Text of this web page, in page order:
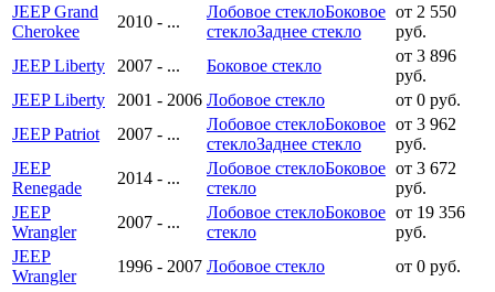
JEEP Grand
Cherokee
2010 - ...
Лобовое стеклоБоковое
стеклоЗаднее стекло
от 2 550
руб.
JEEP Liberty
2007 - ... Боковое стекло
от 3 896
руб.
JEEP Liberty
2001 - 2006 Лобовое стекло
от 0 руб.
JEEP Patriot
2007 - ...
Лобовое стеклоБоковое
стеклоЗаднее стекло
от 3 962
руб.
JEEP
Renegade
2014 - ...
Лобовое стеклоБоковое
стекло
от 3 672
руб.
JEEP
Wrangler
2007 - ...
Лобовое стеклоБоковое
стекло
от 19 356
руб.
JEEP
Wrangler
1996 - 2007 Лобовое стекло от 0 руб.